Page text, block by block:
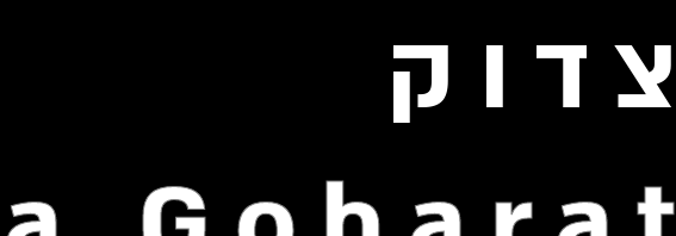
צדוק